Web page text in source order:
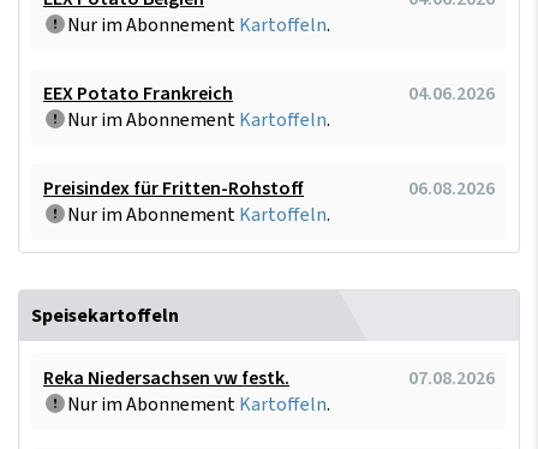
Nur im AbonnementKartoffeln.
EEX Potato Frankreich
04.06.2026
Nur im AbonnementKartoffeln.
Preisindex für Fritten-Rohstoff
06.08.2026
Nur im AbonnementKartoffeln.
Speisekartoffeln
Reka Niedersachsen vw festk.
07.08.2026
Nur im AbonnementKartoffeln.